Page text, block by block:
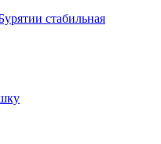
стабильная